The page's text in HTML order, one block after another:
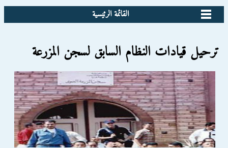
القائمة الرئيسية
ترحيل قيادات النظام السابق لسجن المزرعة